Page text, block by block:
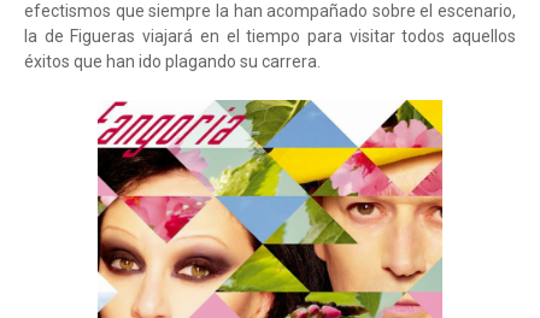
efectismos que siempre la han acompañado sobre el escenario,
la de Figueras viajará en el tiempo para visitar todos aquellos
éxitos que han ido plagando su carrera.